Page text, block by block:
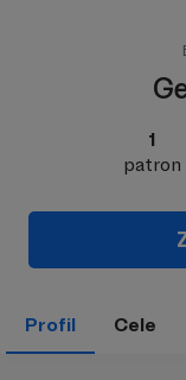
1
patron
Profil Cele